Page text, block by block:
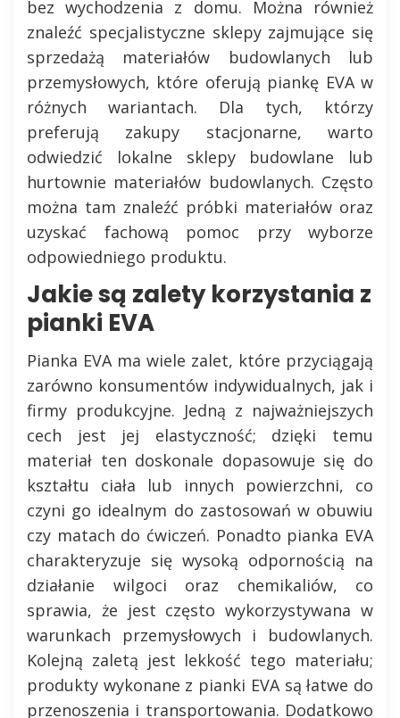
bez wychodzenia z domu. Można również
znaleźć specjalistyczne sklepy zajmujące się
sprzedażą materiałów budowlanych lub
przemysłowych, które oferują piankę EVA w
różnych wariantach. Dla tych, którzy
preferują zakupy stacjonarne, warto
odwiedzić lokalne sklepy budowlane lub
hurtownie materiałów budowlanych. Często
można tam znaleźć próbki materiałów oraz
uzyskać fachową pomoc przy wyborze
odpowiedniego produktu.
Jakie są zalety korzystania z
pianki EVA
Pianka EVA ma wiele zalet, które przyciągają
zarówno konsumentów indywidualnych, jak i
firmy produkcyjne. Jedną z najważniejszych
cech jest jej elastyczność; dzięki temu
materiał ten doskonale dopasowuje się do
kształtu ciała lub innych powierzchni, co
czyni go idealnym do zastosowań w obuwiu
czy matach do ćwiczeń. Ponadto pianka EVA
charakteryzuje się wysoką odpornością na
działanie wilgoci oraz chemikaliów, co
sprawia, że jest często wykorzystywana w
warunkach przemysłowych i budowlanych.
Kolejną zaletą jest lekkość tego materiału;
produkty wykonane z pianki EVA są łatwe do
przenoszenia i transportowania. Dodatkowo